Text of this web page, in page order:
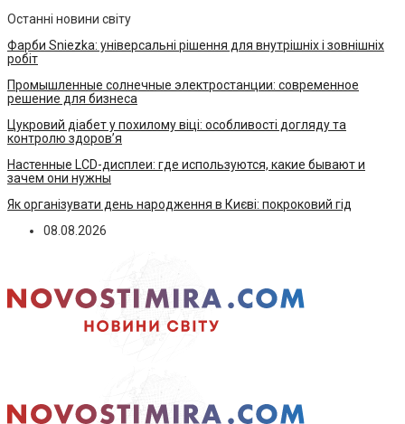
Останні новини світу
Фарби Sniezka: універсальні рішення для внутрішніх і зовнішніх
робіт
Промышленные солнечные электростанции: современное
решение для бизнеса
Цукровий діабет у похилому віці: особливості догляду та
контролю здоров’я
Настенные LCD-дисплеи: где используются, какие бывают и
зачем они нужны
Як організувати день народження в Києві: покроковий гід
08.08.2026